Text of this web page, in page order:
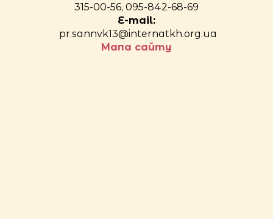
315-00-56, 095-842-68-69
E-mail:
pr.sannvk13@internatkh.org.ua
Мапа сайту